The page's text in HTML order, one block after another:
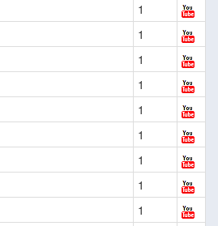
1
1
1
1
1
1
1
1
1